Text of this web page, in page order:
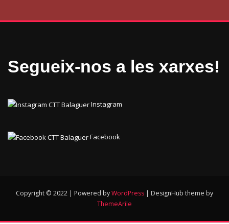
Segueix-nos a les xarxes!
Instagram
Facebook
Copyright © 2022 | Powered byWordPress | DesignHub theme by
ThemeArile